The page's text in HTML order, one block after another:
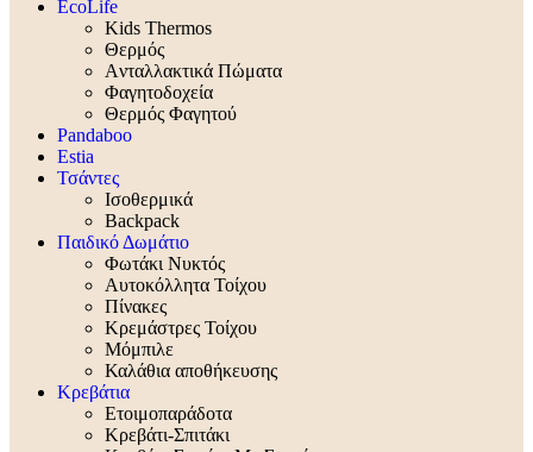
EcoLife
Kids Thermos
Θερμός
Aνταλλακτικά Πώματα
Φαγητοδοχεία
Θερμός Φαγητού
Pandaboo
Estia
Τσάντες
Ισοθερμικά
Backpack
Παιδικό Δωμάτιο
Φωτάκι Νυκτός
Αυτοκόλλητα Τοίχου
Πίνακες
Κρεμάστρες Τοίχου
Μόμπιλε
Καλάθια αποθήκευσης
Κρεβάτια
Ετοιμοπαράδοτα
Κρεβάτι-Σπιτάκι